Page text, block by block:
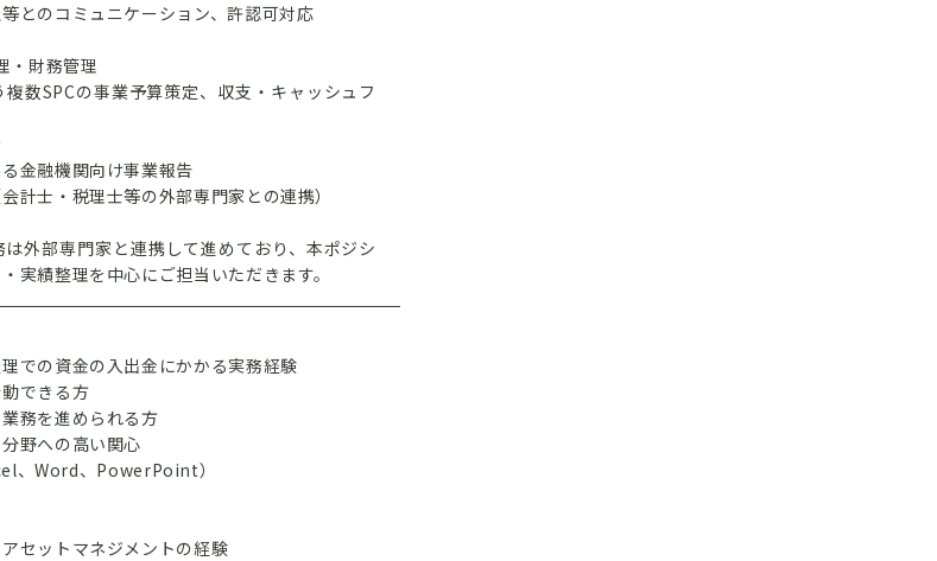
とのコミュニケーション、許認可対応
・財務管理
数SPCの事業予算策定、収支・キャッシュフ
金融機関向け事業報告
計士・税理士等の外部専門家との連携）
外部専門家と連携して進めており、本ポジシ
実績整理を中心にご担当いただきます。
での資金の入出金にかかる実務経験
できる方
務を進められる方
野への高い関心
、Word、PowerPoint）
セットマネジメントの経験